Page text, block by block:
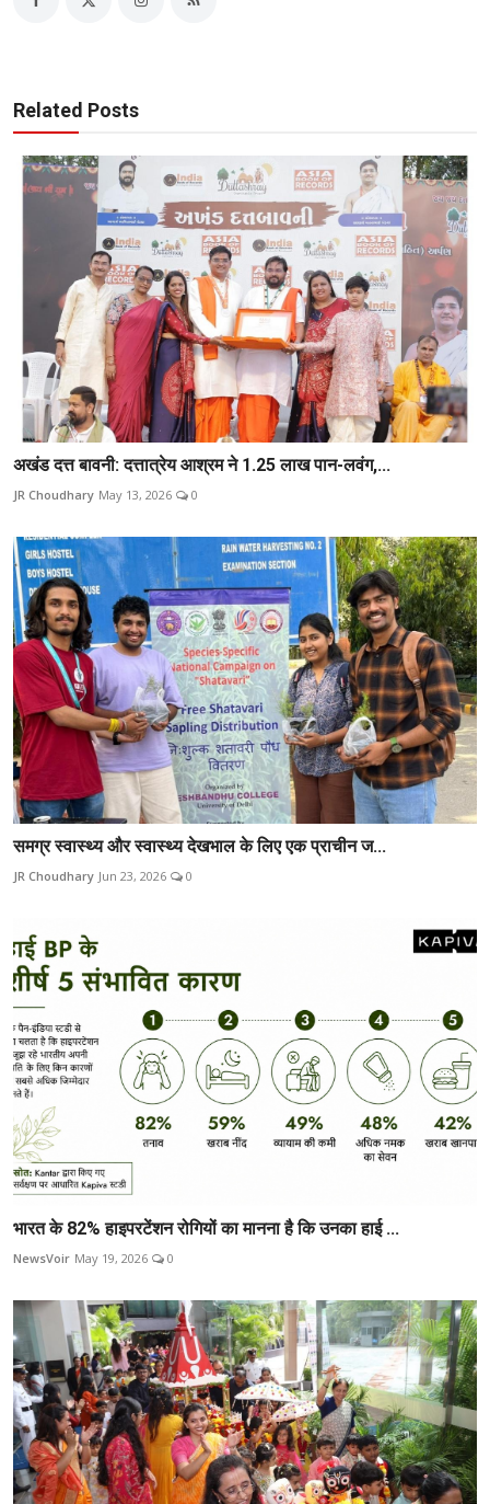
Related Posts
अखंड दत्त बावनी: दत्तात्रेय आश्रम ने 1.25 लाख पान-लवंग,...
JR Choudhary May 13, 2026 0
समग्र स्वास्थ्य और स्वास्थ्य देखभाल के लिए एक प्राचीन ज...
JR Choudhary Jun 23, 2026 0
भारत के 82% हाइपरटेंशन रोगियों का मानना है कि उनका हाई ...
NewsVoir May 19, 2026 0